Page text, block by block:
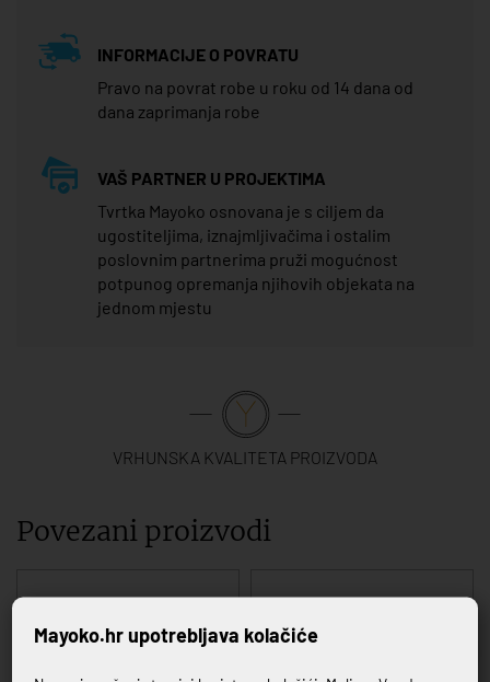
INFORMACIJE O POVRATU
Pravo na povrat robe u roku od 14 dana od
dana zaprimanja robe
VAŠ PARTNER U PROJEKTIMA
Tvrtka Mayoko osnovana je s ciljem da
ugostiteljima, iznajmljivačima i ostalim
poslovnim partnerima pruži mogućnost
potpunog opremanja njihovih objekata na
jednom mjestu
VRHUNSKA KVALITETA PROIZVODA
Povezani proizvodi
Mayoko.hr upotrebljava kolačiće